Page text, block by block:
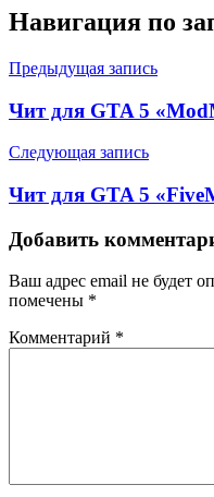
Навигация по
Предыдущая запись
Чит для GTA 5
Следующая запись
Чит для GTA 5
Добавить
Ваш адрес email не будет
помечены *
Комментарий *